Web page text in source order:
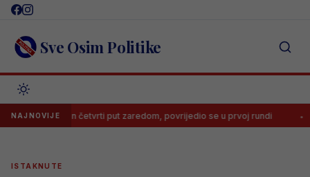
Skip
content Sve Osim Politike
NAJNOVIJE
poražen četvrti put zaredom, povrijedio se u prvoj rundi Trener
ISTAKNUTE